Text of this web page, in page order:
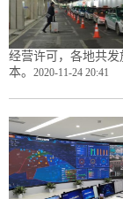
经营许可，各地共发
本。 2020-11-24 20:41